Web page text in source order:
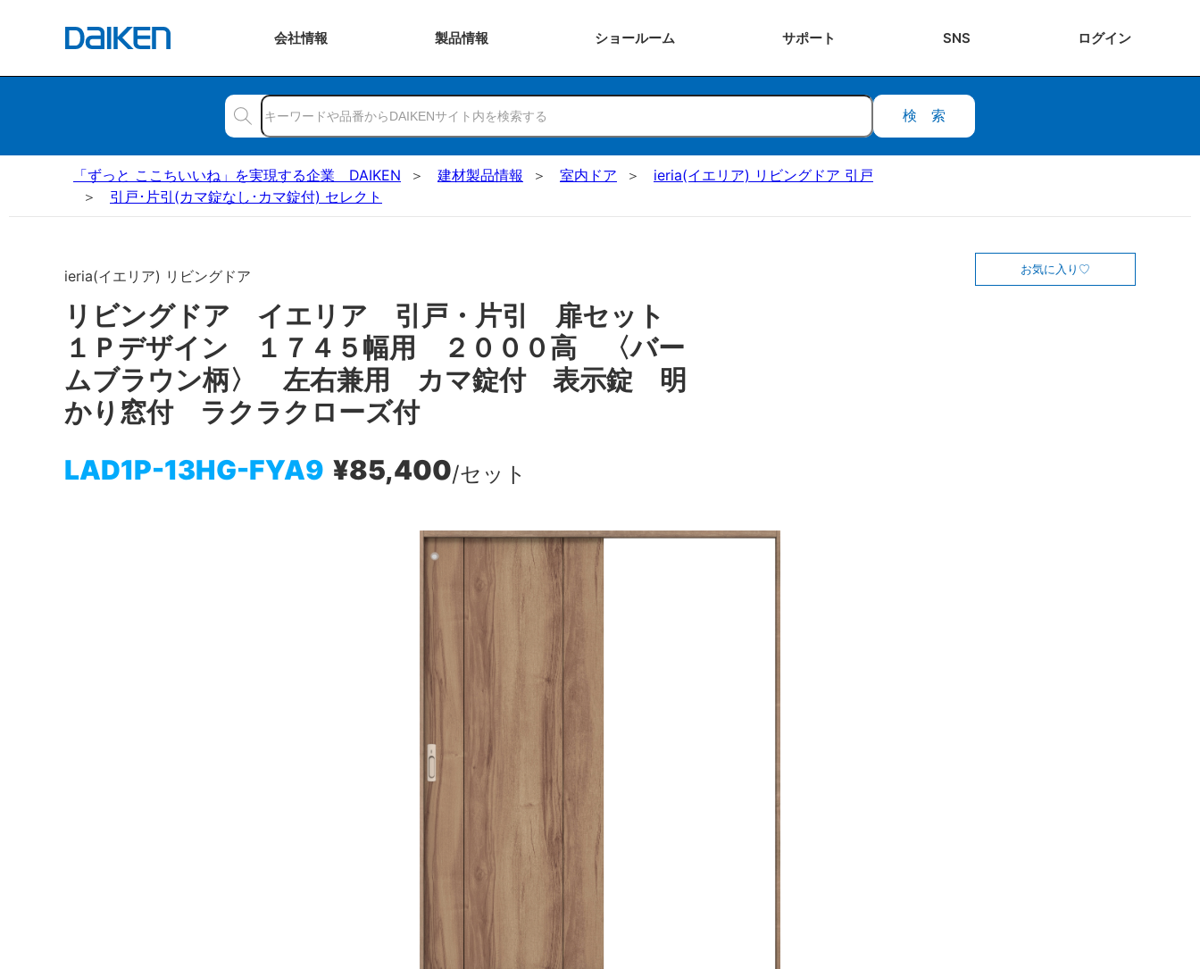
会社情報 製品情報 ショールーム サポート SNS ログイン
検索
「ずっと ここちいいね」を実現する企業 DAIKEN 建材製品情報 室内ドア
ieria(イエリア) リビングドア 引戸
引戸･片引(カマ錠なし･カマ錠付) セレクト
ieria(イエリア) リビングドア
リビングドア イエリア 引戸・片引 扉セット
１Ｐデザイン １７４５幅用 ２０００高 〈バー
ムブラウン柄〉 左右兼用 カマ錠付 表示錠 明
かり窓付 ラクラクローズ付
LAD1P-13HG-FYA9 ¥85,400/セット
お気に入り